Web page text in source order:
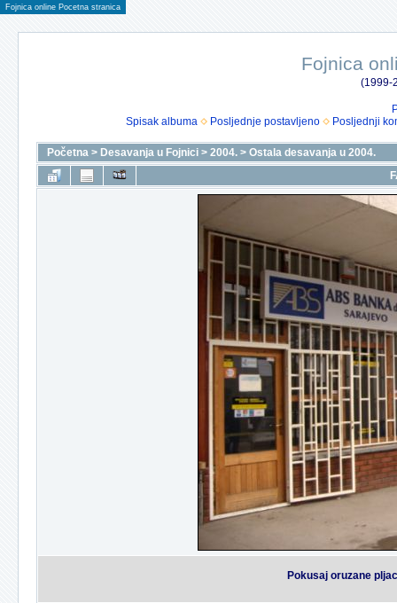
Fojnica online Pocetna stranica
Fojnica
(1999-
Spisak albuma
Posljednje postavljeno Posljednji
Početna > Desavanja u Fojnici > 2004. > Ostala desavanja u 2004.
Pokusaj oruzane